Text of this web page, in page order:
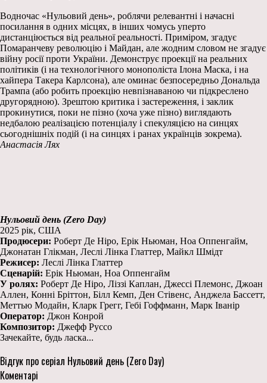
Водночас «Нульовий день», роблячи релевантні і начасні
посилання в одних місцях, в інших чомусь уперто
дистанціюється від реальної реальності. Приміром, згадує
Помаранчеву революцію і Майдан, але жодним словом не згадує
війну росії проти України. Демонструє проекції на реальних
політиків (і на технологічного монополіста Ілона Маска, і на
хайпера Такера Карлсона), але оминає безпосередньо Дональда
Трампа (або робить проекцію невпізнаваною чи підкреслено
другорядною). Зрештою критика і застереження, і заклик
прокинутися, поки не пізно (хоча уже пізно) виглядають
недбалою реалізацією потенціалу і спекуляцією на синцях
сьогоднішніх подій (і на синцях і ранах українців зокрема).
Анастасія Лях
Нульовий день (Zero Day)
2025 рік, США
Продюсери: Роберт Де Ніро, Ерік Ньюман, Ноа Оппенгайм,
Джонатан Глікман, Леслі Лінка Глаттер, Майкл Шмідт
Режисер: Леслі Лінка Глаттер
Сценарій: Ерік Ньюман, Ноа Оппенгайм
У ролях: Роберт Де Ніро, Ліззі Каплан, Джессі Племонс, Джоан
Аллен, Конні Бріттон, Білл Кемп, Ден Стівенс, Анджела Бассетт,
Меттью Модайн, Кларк Грегг, Гебі Гоффманн, Марк Іванір
Оператор: Джон Конрой
Композитор: Джефф Руссо
Зачекайте, будь ласка...
Відгук про серіал Нульовий день (Zero Day)
Коментарі